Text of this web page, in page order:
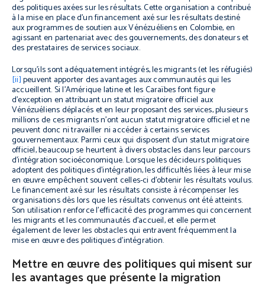
des politiques axées sur les résultats. Cette organisation a contribué
à la mise en place d’un financement axé sur les résultats destiné
aux programmes de soutien aux Vénézuéliens en Colombie, en
agissant en partenariat avec des gouvernements, des donateurs et
des prestataires de services sociaux.
Lorsqu’ils sont adéquatement intégrés, les migrants (et les réfugiés)
[ii]peuvent apporter des avantages aux communautés qui les
accueillent. Si l’Amérique latine et les Caraïbes font figure
d’exception en attribuant un statut migratoire officiel aux
Vénézuéliens déplacés et en leur proposant des services, plusieurs
millions de ces migrants n’ont aucun statut migratoire officiel et ne
peuvent donc ni travailler ni accéder à certains services
gouvernementaux. Parmi ceux qui disposent d’un statut migratoire
officiel, beaucoup se heurtent à divers obstacles dans leur parcours
d’intégration socioéconomique. Lorsque les décideurs politiques
adoptent des politiques d’intégration, les difficultés liées à leur mise
en œuvre empêchent souvent celles-ci d’obtenir les résultats voulus.
Le financement axé sur les résultats consiste à récompenser les
organisations dès lors que les résultats convenus ont été atteints.
Son utilisation renforce l’efficacité des programmes qui concernent
les migrants et les communautés d’accueil, et elle permet
également de lever les obstacles qui entravent fréquemment la
mise en œuvre des politiques d’intégration.
Mettre en œuvre des politiques qui misent sur
les avantages que présente la migration